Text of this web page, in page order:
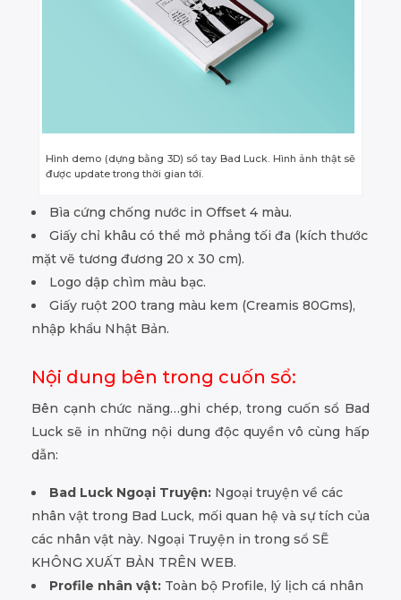
Hình demo (dựng bằng 3D) sổ tay Bad Luck. Hình ảnh thật sẽ
được update trong thời gian tới.
Bìa cứng chống nước in Offset 4 màu.
Giấy chỉ khâu có thể mở phẳng tối đa (kích thước
mặt vẽ tương đương 20 x 30 cm).
Logo dập chìm màu bạc.
Giấy ruột 200 trang màu kem (Creamis 80Gms),
nhập khẩu Nhật Bản.
Nội dung bên trong cuốn sổ:
Bên cạnh chức năng…ghi chép, trong cuốn sổ Bad
Luck sẽ in những nội dung độc quyền vô cùng hấp
dẫn:
Bad Luck Ngoại Truyện: Ngoại truyện về các
nhân vật trong Bad Luck, mối quan hệ và sự tích của
các nhân vật này. Ngoại Truyện in trong sổ SẼ
KHÔNG XUẤT BẢN TRÊN WEB.
Profile nhân vật: Toàn bộ Profile, lý lịch cá nhân